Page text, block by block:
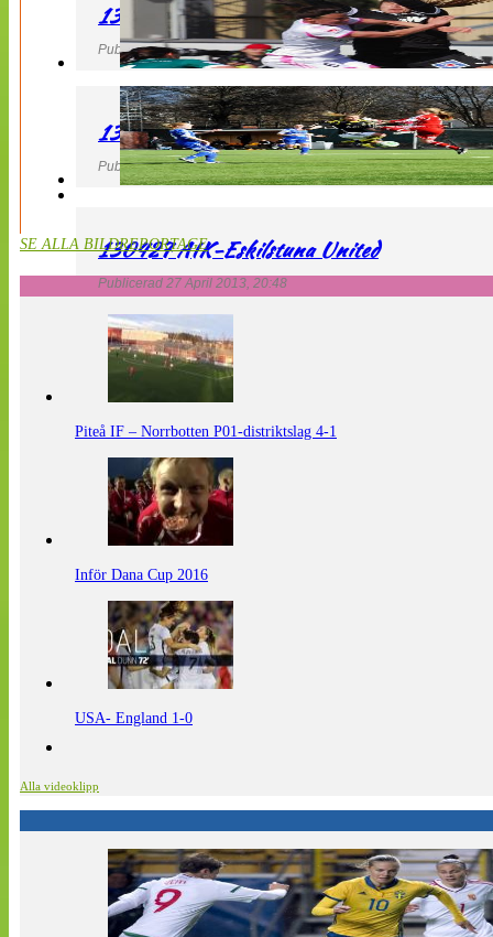
130427 IF Limhamn Bunkeflo – QBIK
Publicerad 27 April 2013, 21:10
130427 LdB FC Malmö – Mallbackens IF
Publicerad 27 April 2013, 20:54
130427 AIK-Eskilstuna United
Publicerad 27 April 2013, 20:48
SE ALLA BILDREPORTAGE
Piteå IF – Norrbotten P01-distriktslag 4-1
Inför Dana Cup 2016
USA- England 1-0
Alla videoklipp